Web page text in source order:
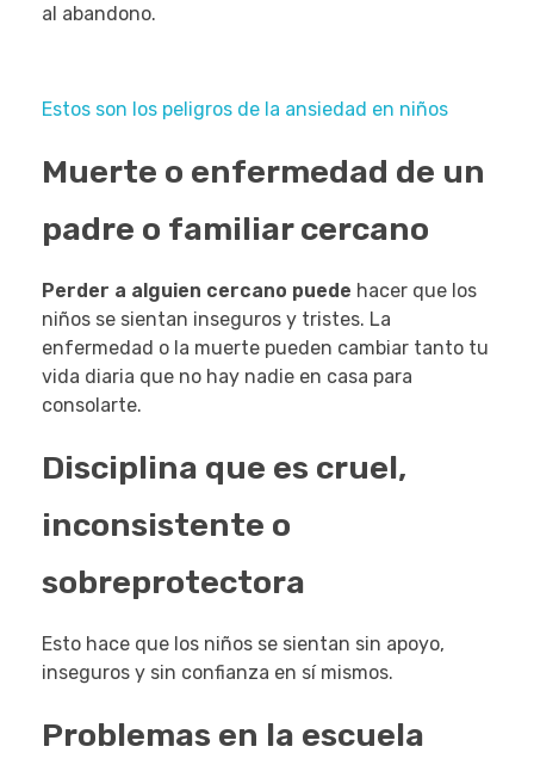
al abandono.
Estos son los peligros de la ansiedad en niños
Muerte o enfermedad de un
padre o familiar cercano
Perder a alguien cercano puede hacer que los
niños se sientan inseguros y tristes. La
enfermedad o la muerte pueden cambiar tanto tu
vida diaria que no hay nadie en casa para
consolarte.
Disciplina que es cruel,
inconsistente o
sobreprotectora
Esto hace que los niños se sientan sin apoyo,
inseguros y sin confianza en sí mismos.
Problemas en la escuela